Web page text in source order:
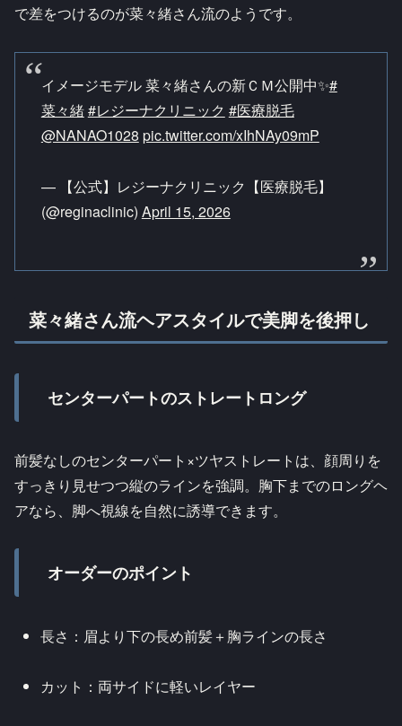
で差をつけるのが菜々緒さん流のようです。
イメージモデル 菜々緒さんの新ＣＭ公開中✨#
菜々緒#レジーナクリニック #医療脱毛
@NANAO1028 pic.twitter.com/xIhNAy09mP
— 【公式】レジーナクリニック【医療脱毛】
(@reginaclinic) April 15, 2026
菜々緒さん流ヘアスタイルで美脚を後押し
センターパートのストレートロング
前髪なしのセンターパート×ツヤストレートは、顔周りを
すっきり見せつつ縦のラインを強調。胸下までのロングヘ
アなら、脚へ視線を自然に誘導できます。
オーダーのポイント
長さ：眉より下の長め前髪＋胸ラインの長さ
カット：両サイドに軽いレイヤー